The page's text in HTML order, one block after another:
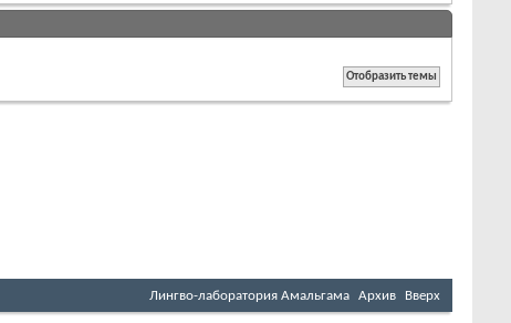
Лингво-лаборатория Амальгама Архив Вверх